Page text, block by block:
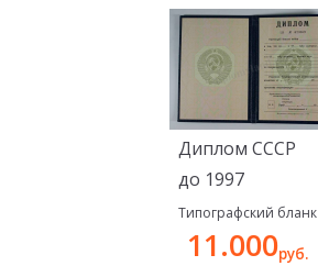
Диплом СССР
до 1997
Типографский бланк
11.000руб.